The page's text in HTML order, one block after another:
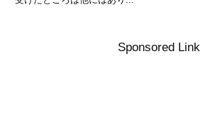
Sponsored Link